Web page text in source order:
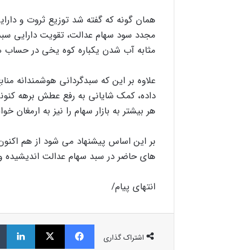
همان گونه که گفته شد توزیع ثروت و
مجدد سود سهام عدالت، تقویت دارایی
مثابه آب شدن یکباره کوه یخی در
علاوه بر این که سبدگردانی هوشمندانه
داده، کمک شایانی به رفع عطش برهه
هر بیشتر به بازار سهام را نیز به ارمغان
های حاضر در سبد سهام عدالت اندیشیده
انتهای پیام/
اشتراک گذاری
فیسبوک ایکس لینکداین